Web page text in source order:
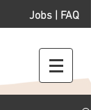
Jobs | FAQ